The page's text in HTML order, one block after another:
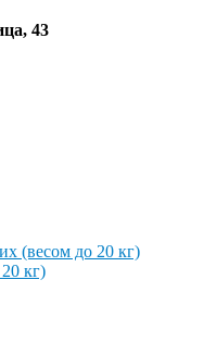
43
(весом до 20 кг)
кг)